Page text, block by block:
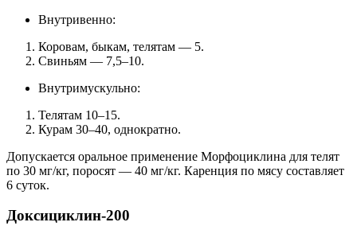
Внутривенно:
Коровам, быкам, телятам — 5.
Свиньям — 7,5–10.
Внутримускульно:
Телятам 10–15.
Курам 30–40, однократно.
Допускается оральное применение Морфоциклина для телят
по 30 мг/кг, поросят — 40 мг/кг. Каренция по мясу составляет
6 суток.
Доксициклин-200